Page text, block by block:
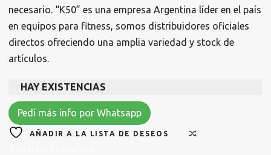
necesario. “K50” es una empresa Argentina líder en el país
en equipos para fitness, somos distribuidores oficiales
directos ofreciendo una amplia variedad y stock de
artículos.
HAY EXISTENCIAS
Pedí más info por Whatsapp
AÑADIR A LA LISTA DE DESEOS